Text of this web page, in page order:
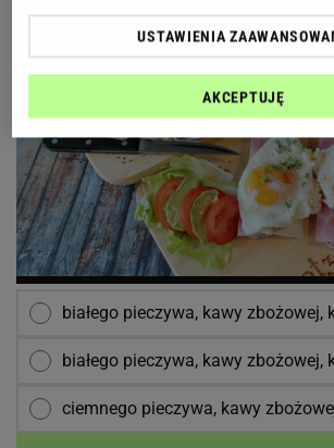
białego pieczywa, kawy zbożowej,
białego pieczywa, kawy zbożowej,
ciemnego pieczywa, kawy
USTAWIENIA
AKCEPTUJĘ